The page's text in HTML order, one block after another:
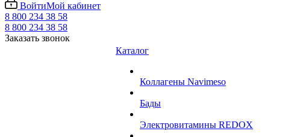
ВойтиМой кабинет
8 800 234 38 58
8 800 234 38 58
Заказать звонок
Каталог
Коллагены Navimeso
Бады
Электровитамины REDOX